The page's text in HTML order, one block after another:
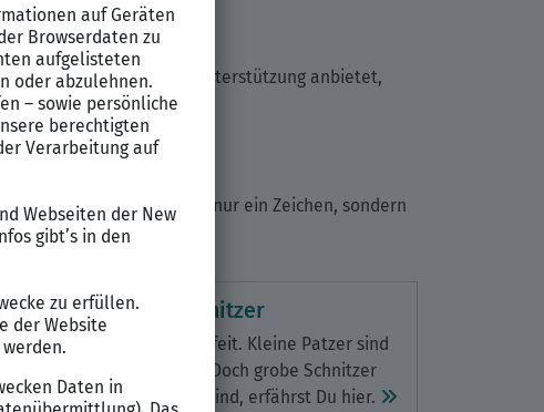
gibt und auch keine Unterstützung anbietet,
verbreitet, ist das nicht nur ein Zeichen, sondern
vs. grobe Schnitzer
ist vor Fehlern gefeit. Kleine Patzer sind
betrachtet werden. Doch grobe Schnitzer
haben. Welche das sind, erfährst Du hier.